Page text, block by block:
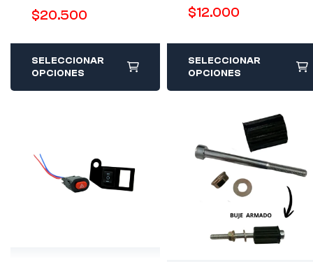
$20.500
SELECCIONAR
OPCIONES
$12.000
SELECCIONAR
OPCIONES